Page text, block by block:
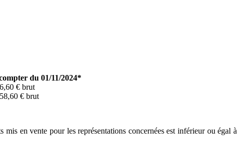
du 01/11/2024*
€ brut
€ brut
en vente pour les représentations concernées est inférieur ou égal à